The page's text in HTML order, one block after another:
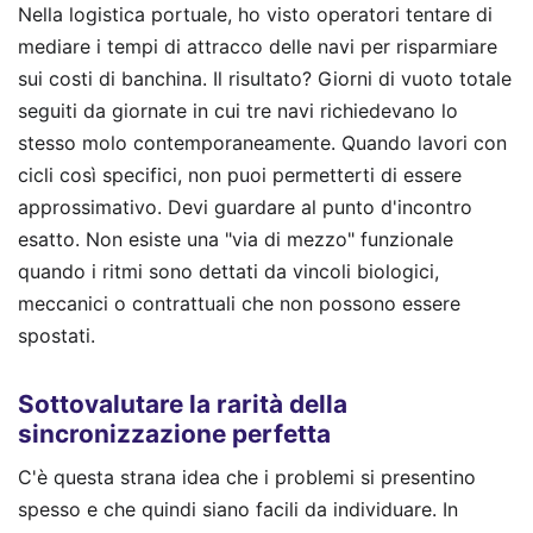
Nella logistica portuale, ho visto operatori tentare di
mediare i tempi di attracco delle navi per risparmiare
sui costi di banchina. Il risultato? Giorni di vuoto totale
seguiti da giornate in cui tre navi richiedevano lo
stesso molo contemporaneamente. Quando lavori con
cicli così specifici, non puoi permetterti di essere
approssimativo. Devi guardare al punto d'incontro
esatto. Non esiste una "via di mezzo" funzionale
quando i ritmi sono dettati da vincoli biologici,
meccanici o contrattuali che non possono essere
spostati.
Sottovalutare la rarità della
sincronizzazione perfetta
C'è questa strana idea che i problemi si presentino
spesso e che quindi siano facili da individuare. In